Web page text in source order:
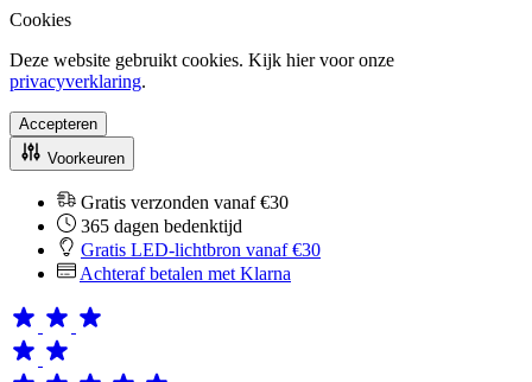
Cookies
Deze website gebruikt cookies. Kijk hier voor onze
privacyverklaring.
Accepteren
Voorkeuren
Gratis verzonden vanaf €30
365 dagen bedenktijd
Gratis LED-lichtbron vanaf €30
Achteraf betalen met Klarna